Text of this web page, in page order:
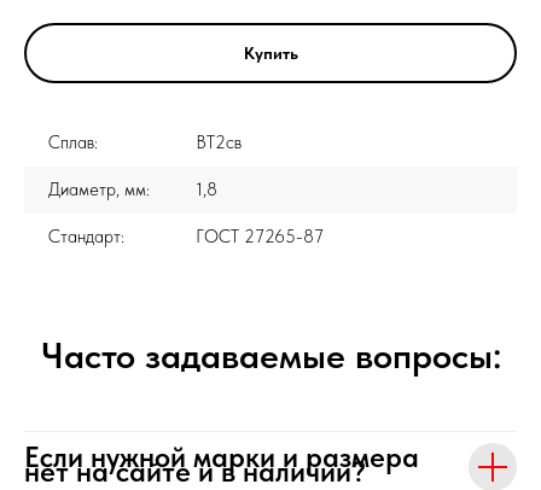
Купить
Сплав: ВТ2св
Диаметр, мм: 1,8
Стандарт: ГОСТ 27265-87
Часто задаваемые вопросы:
Если нужной марки и размера
нет на сайте и в наличии?